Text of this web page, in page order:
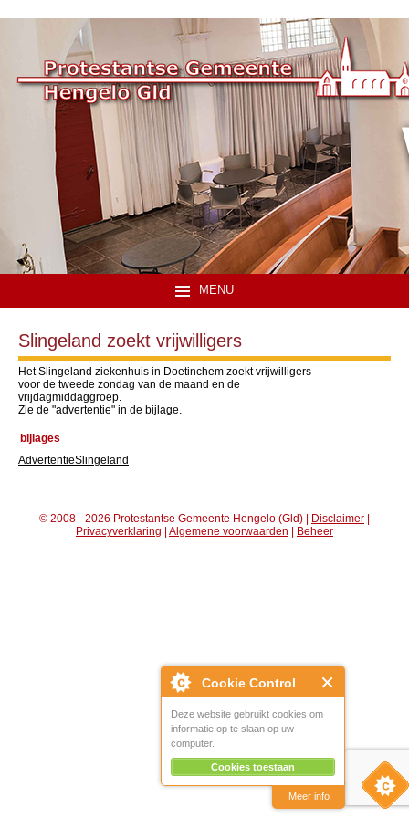
Cookie Control
Deze website gebruikt cookies om
informatie op te slaan op uw
computer.
Cookies toestaan
Meer info
MENU
Slingeland zoekt vrijwilligers
Het Slingeland ziekenhuis in Doetinchem zoekt vrijwilligers
voor de tweede zondag van de maand en de
vrijdagmiddaggroep.
Zie de "advertentie" in de bijlage.
bijlages
AdvertentieSlingeland
© 2008 - 2026 Protestantse Gemeente Hengelo (Gld) | Disclaimer |
Privacyverklaring | Algemene voorwaarden | Beheer